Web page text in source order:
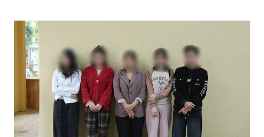
Thanh 1.1.1. Thân máy ảnh (Body máy
ảnh): Chọn máy ảnh có chất lượng ...